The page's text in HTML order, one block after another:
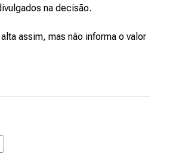
na decisão.
assim, mas não informa o valor